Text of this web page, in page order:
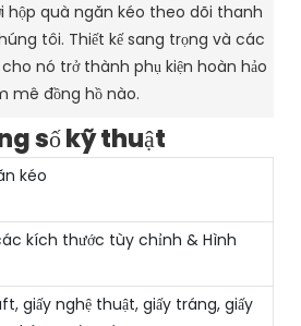
hộp quà ngăn kéo theo dõi thanh
tôi. Thiết kế sang trọng và các
nó trở thành phụ kiện hoàn hảo
mê đồng hồ nào.
số kỹ thuật
kéo
kích thước tùy chỉnh & Hình
giấy nghệ thuật, giấy tráng, giấy